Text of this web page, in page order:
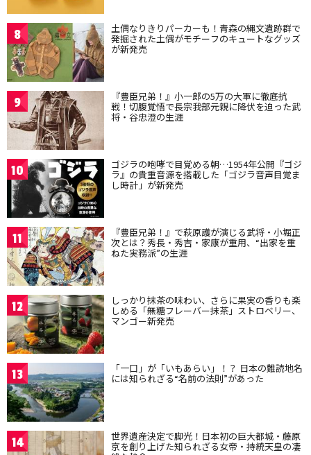
8 土偶なりきりパーカーも！青森の縄文遺跡群で
発掘された土偶がモチーフのキュートなグッズ
が新発売
9 『豊臣兄弟！』小一郎の5万の大軍に徹底抗
戦！切腹覚悟で長宗我部元親に降伏を迫った武
将・谷忠澄の生涯
10 ゴジラの咆哮で目覚める朝…1954年公開『ゴジ
ラ』の貴重音源を搭載した「ゴジラ音声目覚ま
し時計」が新発売
11 『豊臣兄弟！』で萩原護が演じる武将・小堀正
次とは？秀長・秀吉・家康が重用、“出家を重
ねた実務派”の生涯
12 しっかり抹茶の味わい、さらに果実の香りも楽
しめる「無糖フレーバー抹茶」ストロベリー、
マンゴー新発売
13 「一口」が「いもあらい」！？ 日本の難読地名
には知られざる“名前の法則”があった
14 世界遺産決定で脚光！日本初の巨大都城・藤原
京を創り上げた知られざる女帝・持統天皇の凄